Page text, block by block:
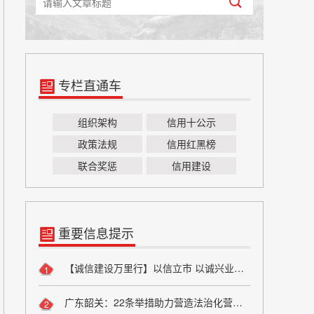
专栏直通车
组织架构
信用十公示
政策法规
信用红黑榜
联合奖惩
信用建设
重要信息提示
【诚信建设万里行】以信立市 以诚兴业——方山县烟草专卖局诚信宣传
1
广东韶关：22条举措助力营造法治化营商环境
2